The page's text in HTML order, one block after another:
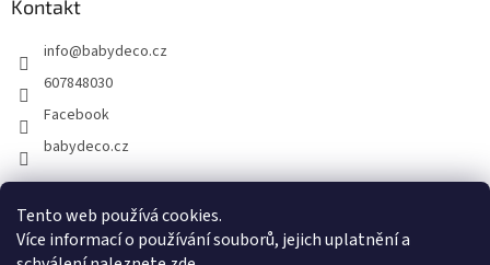
Tento web používá cookies.
Více informací o používání souborů, jejich uplatnění a
Kontakt
info@babydeco.cz
607848030
Facebook
babydeco.cz